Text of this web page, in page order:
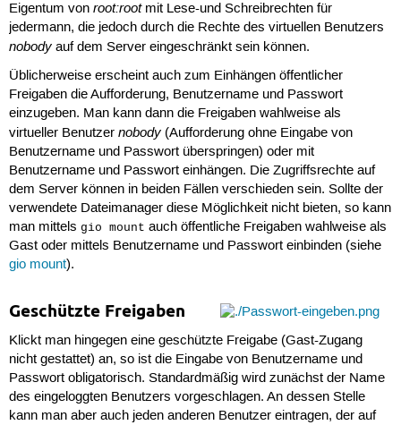
Eigentum von root:rootmit Lese-und Schreibrechten für
jedermann, die jedoch durch die Rechte des virtuellen Benutzers
nobodyauf dem Server eingeschränkt sein können.
Üblicherweise erscheint auch zum Einhängen öffentlicher
Freigaben die Aufforderung, Benutzername und Passwort
einzugeben. Man kann dann die Freigaben wahlweise als
virtueller Benutzer nobody(Aufforderung ohne Eingabe von
Benutzername und Passwort überspringen) oder mit
Benutzername und Passwort einhängen. Die Zugriffsrechte auf
dem Server können in beiden Fällen verschieden sein. Sollte der
verwendete Dateimanager diese Möglichkeit nicht bieten, so kann
man mittels gio mount auch öffentliche Freigaben wahlweise als
Gast oder mittels Benutzername und Passwort einbinden (siehe
gio mount).
Geschützte Freigaben
Klickt man hingegen eine geschützte Freigabe (Gast-Zugang
nicht gestattet) an, so ist die Eingabe von Benutzername und
Passwort obligatorisch. Standardmäßig wird zunächst der Name
des eingeloggten Benutzers vorgeschlagen. An dessen Stelle
kann man aber auch jeden anderen Benutzer eintragen, der auf